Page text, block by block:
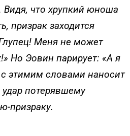
что хрупкий юноша
призрак заходится
Меня не может
Но Эовин парирует: «А я
этимим словами наносит
потерявшему
призраку.